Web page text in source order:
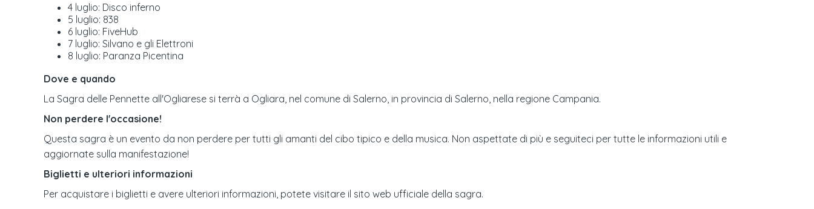
4 luglio: Disco inferno
5 luglio: 838
6 luglio: FiveHub
7 luglio: Silvano e gli Elettroni
8 luglio: Paranza Picentina
Dove e quando
La Sagra delle Pennette all'Ogliarese si terrà a Ogliara, nel comune di Salerno, in provincia di Salerno, nella regione Campania.
Non perdere l'occasione!
Questa sagra è un evento da non perdere per tutti gli amanti del cibo tipico e della musica. Non aspettate di più e seguiteci per tutte le informazioni utili e
aggiornate sulla manifestazione!
Biglietti e ulteriori informazioni
Per acquistare i biglietti e avere ulteriori informazioni, potete visitare il sito web ufficiale della sagra.